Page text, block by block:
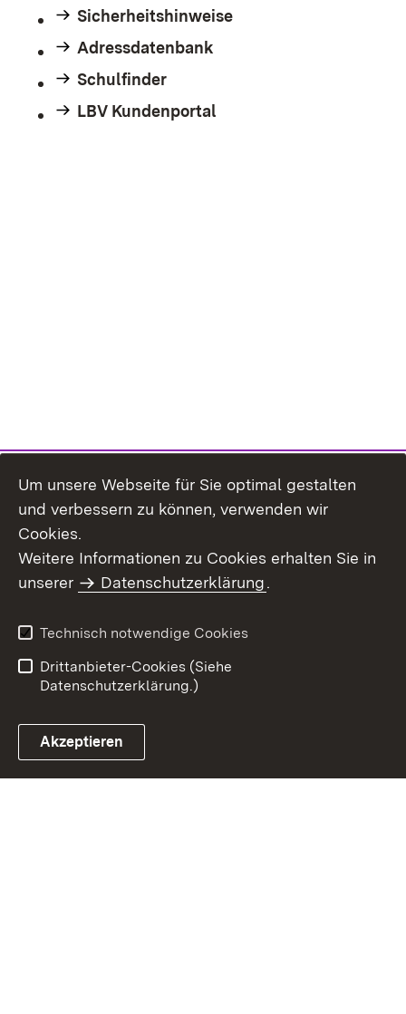
Sicherheitshinweise
Adressdatenbank
Schulfinder
LBV Kundenportal
Benutzungshinweise
Erklärung zur
Um unsere Webseite für Sie optimal gestalten
und verbessern zu können, verwenden wir
Cookies.
Weitere Informationen zu Cookies erhalten Sie in
unserer
Datenschutzerklärung.
Technisch notwendige Cookies
Drittanbieter-Cookies (Siehe
Datenschutzerklärung.)
Akzeptieren